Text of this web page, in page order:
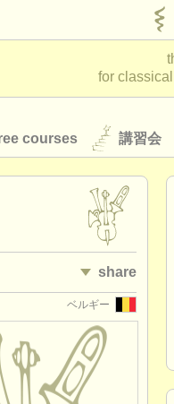
for
courses 講習会
share
ベルギー